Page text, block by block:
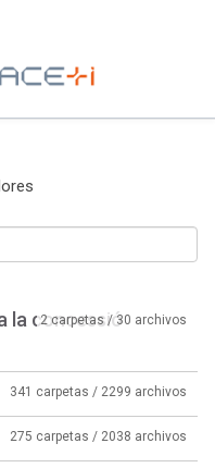
la concessió
2 carpetas / 30 archivos
341 carpetas / 2299 archivos
275 carpetas / 2038 archivos